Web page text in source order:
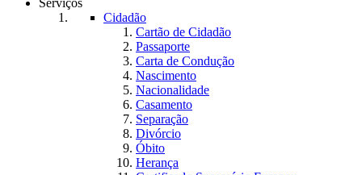
Serviços
Cidadão
Cartão de Cidadão
Passaporte
Carta de Condução
Nascimento
Nacionalidade
Casamento
Separação
Divórcio
Óbito
Herança